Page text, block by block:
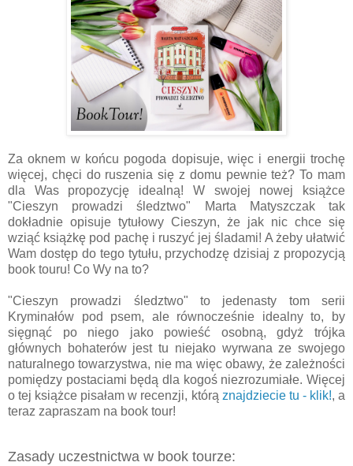
Za oknem w końcu pogoda dopisuje, więc i energii trochę
więcej, chęci do ruszenia się z domu pewnie też? To mam
dla Was propozycję idealną! W swojej nowej książce
"Cieszyn prowadzi śledztwo" Marta Matyszczak tak
dokładnie opisuje tytułowy Cieszyn, że jak nic chce się
wziąć książkę pod pachę i ruszyć jej śladami! A żeby ułatwić
Wam dostęp do tego tytułu, przychodzę dzisiaj z propozycją
book touru! Co Wy na to?
"Cieszyn prowadzi śledztwo" to jedenasty tom serii
Kryminałów pod psem, ale równocześnie idealny to, by
sięgnąć po niego jako powieść osobną, gdyż trójka
głównych bohaterów jest tu niejako wyrwana ze swojego
naturalnego towarzystwa, nie ma więc obawy, że zależności
pomiędzy postaciami będą dla kogoś niezrozumiałe. Więcej
o tej książce pisałam w recenzji, którą znajdziecie tu - klik!, a
teraz zapraszam na book tour!
Zasady uczestnictwa w book tourze: